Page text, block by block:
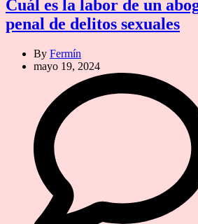
Cuál es la labor de un
penal de delitos sexuales
By Fermín
mayo 19, 2024